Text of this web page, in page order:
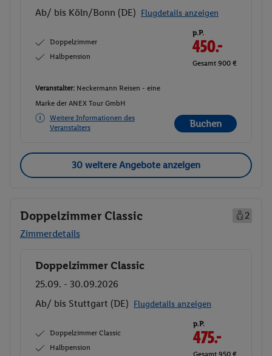
Ab/ bis Köln/Bonn (DE) Flugdetails anzeigen
Doppelzimmer
Halbpension
p.P.
450.-
Gesamt 900 €
Veranstalter: Neckermann Reisen - eine
Marke der ANEX Tour GmbH
Weitere Informationen des
Veranstalters
Buchen
30 weitere Angebote anzeigen
Doppelzimmer Classic
2
Zimmerdetails
Buchen
Doppelzimmer Classic
25.09. - 30.09.2026
Ab/ bis Stuttgart (DE) Flugdetails anzeigen
Doppelzimmer Classic
Halbpension
p.P.
475.-
Gesamt 950 €